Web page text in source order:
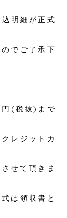
明細が正式
でご了承下
円(税抜)まで
レジットカ
せて頂きま
は領収書と